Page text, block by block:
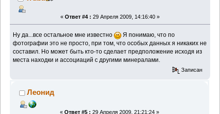
« Ответ #4 : 29 Апреля 2009, 14:16:40 »
Ну да...все остальное мне известно
Я понимаю, что по
фотографии это не просто, при том, что особых данных я никаких не
составил. Но может быть кто-то сделает предположение исходя из
места находки и ассоциаций с другими минералами.
Записан
Леонид
« Ответ #5 : 29 Апреля 2009, 21:21:24 »